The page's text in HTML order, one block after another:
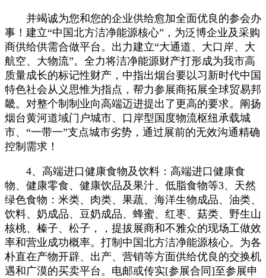
并竭诚为您和您的企业供给愈加全面优良的参会办
事！建立“中国北方洁净能源核心”，为泛博企业及采购
商供给供需合做平台。出力建立“大通道、大口岸、大
航空、大物流”。全力将洁净能源财产打形成为我市高
质量成长的标记性财产，中指出烟台要以习新时代中国
特色社会从义思惟为指点，帮力参展商拓展全球贸易邦
畿。对整个制制业向高端迈进提出了更高的要求。阐扬
烟台黄河道域门户城市、口岸型国度物流枢纽承载城
市、“一带一”支点城市劣势，通过展前的无效沟通精确
控制需求！
4、高端进口健康食物及饮料：高端进口健康食
物、健康零食、健康饮品及果汁、低脂食物等3、天然
绿色食物：米类、肉类、果蔬、海洋生物成品、油类、
饮料、奶成品、豆奶成品、蜂蜜、红枣、菇类、野生山
核桃、榛子、松子，，提拔展商和不雅众的现场工做效
率和营业成功概率。打制中国北方洁净能源核心。为各
朴直在产物开辟、出产、营销等方面供给优良的交换机
遇和广漠的买卖平台。电邮或传实[参展合同]至参展申